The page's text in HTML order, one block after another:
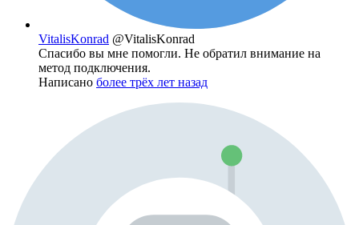
VitalisKonrad @VitalisKonrad
Спасибо вы мне помогли. Не обратил внимание на
метод подключения.
Написано более трёх лет назад